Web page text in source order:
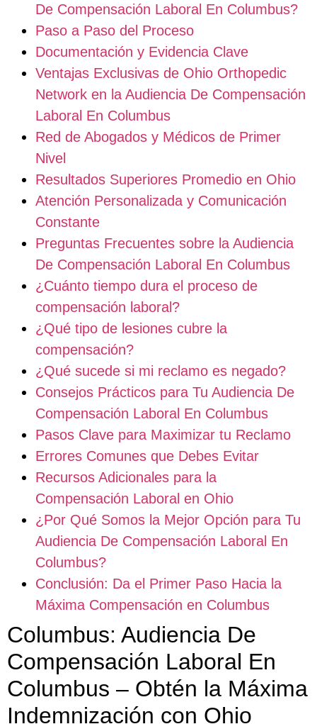
De Compensación Laboral En Columbus?
Paso a Paso del Proceso
Documentación y Evidencia Clave
Ventajas Exclusivas de Ohio Orthopedic
Network en la Audiencia De Compensación
Laboral En Columbus
Red de Abogados y Médicos de Primer
Nivel
Resultados Superiores Promedio en Ohio
Atención Personalizada y Comunicación
Constante
Preguntas Frecuentes sobre la Audiencia
De Compensación Laboral En Columbus
¿Cuánto tiempo dura el proceso de
compensación laboral?
¿Qué tipo de lesiones cubre la
compensación?
¿Qué sucede si mi reclamo es negado?
Consejos Prácticos para Tu Audiencia De
Compensación Laboral En Columbus
Pasos Clave para Maximizar tu Reclamo
Errores Comunes que Debes Evitar
Recursos Adicionales para la
Compensación Laboral en Ohio
¿Por Qué Somos la Mejor Opción para Tu
Audiencia De Compensación Laboral En
Columbus?
Conclusión: Da el Primer Paso Hacia la
Máxima Compensación en Columbus
Columbus: Audiencia De
Compensación Laboral En
Columbus – Obtén la Máxima
Indemnización con Ohio